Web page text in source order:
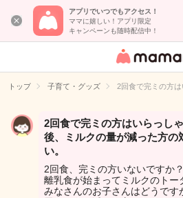
アプリでいつでもアクセス！
ママに嬉しい！アプリ限定
キャンペーンも随時配信中！
女性専用匿名
イト
トップ 子育て・グッズ 2回食で完ミの方
2回食で完ミの方はいらっし
後、ミルクの量が減った方の
い。
2回食、完ミの方いないですか
離乳食が始まってミルクのトー
みなさんのお子さんはどうです